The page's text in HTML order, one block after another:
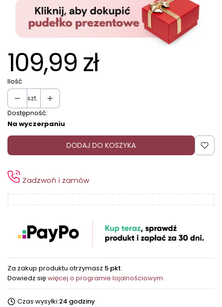
109,99 zł
Ilość
szt.
Dostępność:
Na wyczerpaniu
DODAJ DO KOSZYKA
Zadzwoń i zamów
Za zakup produktu otrzymasz 5 pkt.
Dowiedz sięwięcej o programie lojalnościowym.
Czas wysyłki:24 godziny